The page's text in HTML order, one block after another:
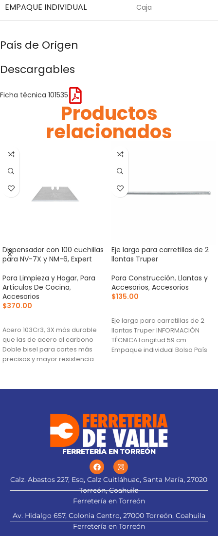
EMPAQUE INDIVIDUAL Caja
País de Origen
Descargables
Ficha técnica 101535
Productos
relacionados
Dispensador con 100 cuchillas
para NV-7X y NM-6, Expert
Para Limpieza y Hogar, Para
Artículos De Cocina,
Accesorios
$370.00
Acero 103Cr3, 3X más durable
que las de acero al carbono
Doble bisel para cortes más
precisos y mayor resistencia
Eje largo para carretillas de 2
llantas Truper
Para Construcción, Llantas y
Accesorios, Accesorios
$135.00
Eje largo para carretillas de 2
llantas Truper INFORMACIÓN
TÉCNICA Longitud 59 cm
Empaque individual Bolsa País
FERRETERÍA EN TORREÓN
Calz. Abastos 227, Esq, Calz Cuitláhuac, Santa María, 27020
Torreón, Coahuila
Ferretería en Torreón
Av. Hidalgo 657, Colonia Centro, 27000 Torreón, Coahuila
Ferretería en Torreón